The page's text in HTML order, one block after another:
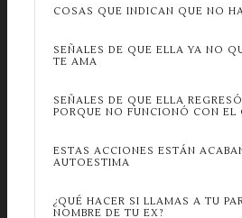
COSAS QUE INDICAN QUE NO
SEÑALES DE QUE ELLA YA NO
TE AMA
SEÑALES DE QUE ELLA
PORQUE NO FUNCIONÓ CON EL
ESTAS ACCIONES ESTÁN
AUTOESTIMA
¿QUÉ HACER SI LLAMAS A TU
NOMBRE DE TU EX?